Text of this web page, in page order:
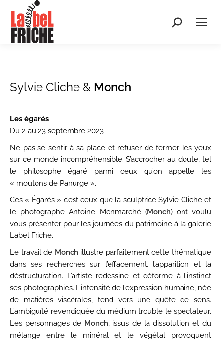
Recherche
Sylvie Cliche & Monch
Les égarés
Du 2 au 23 septembre 2023
Ne pas se sentir à sa place et refuser de fermer les yeux
sur ce monde incompréhensible. S’accrocher au doute, tel
le philosophe égaré parmi ceux qu’on appelle les
« moutons de Panurge ».
Ces « Égarés » c’est ceux que la sculptrice Sylvie Cliche et
le photographe Antoine Monmarché (Monch) ont voulu
vous présenter pour les journées du patrimoine à la galerie
Label Friche.
Le travail de Monch illustre parfaitement cette thématique
dans ses recherches sur l’effacement, l’apparition et la
déstructuration. L’artiste redessine et déforme à l’instinct
ses photographies. L’intensité de l’expression humaine, née
de matières viscérales, tend vers une quête de sens.
L’ambiguïté revendiquée du médium trouble le spectateur.
Les personnages de Monch, issus de la dissolution et du
mélange entre le minéral et le végétal provoquent